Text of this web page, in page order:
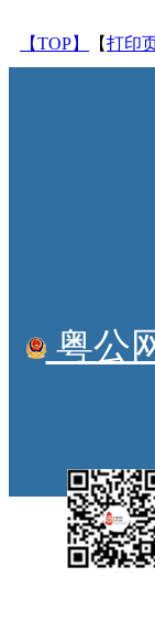
【TOP】 【打印
粤公